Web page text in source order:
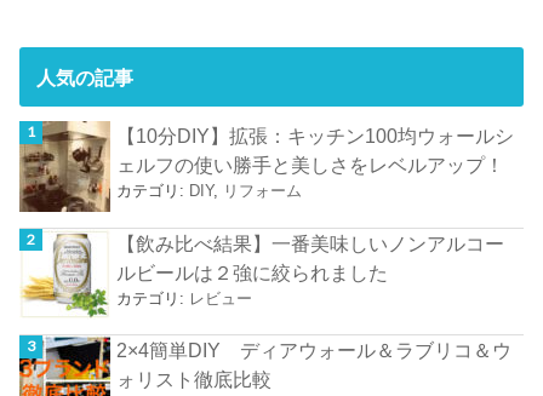
人気の記事
【10分DIY】拡張：キッチン100均ウォールシ
ェルフの使い勝手と美しさをレベルアップ！
カテゴリ: DIY, リフォーム
【飲み比べ結果】一番美味しいノンアルコー
ルビールは２強に絞られました
カテゴリ: レビュー
2×4簡単DIY ディアウォール＆ラブリコ＆ウ
ォリスト徹底比較